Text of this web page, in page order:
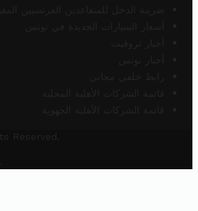
ضريبة الدخل للمتقاعدين الفرنسيين
أسعار السيارات الجديدة في تونس
أخبار تروفيت
أخبار تونس
رابط خلفي مجاني
قائمة الشركات الأهلية المحلية
قائمة الشركات الأهلية الجهوية
Reserved.